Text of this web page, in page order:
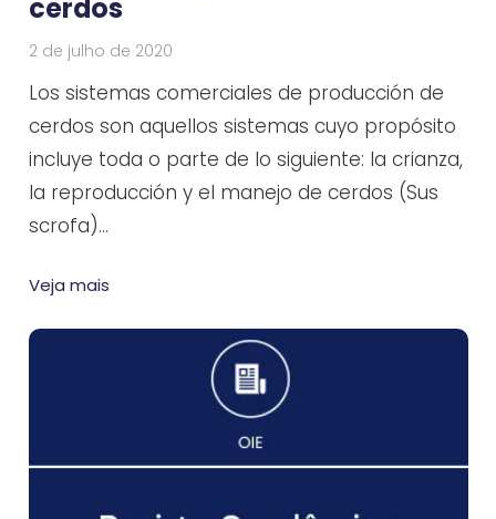
cerdos
2 de julho de 2020
Los sistemas comerciales de producción de
cerdos son aquellos sistemas cuyo propósito
incluye toda o parte de lo siguiente: la crianza,
la reproducción y el manejo de cerdos (Sus
scrofa)…
Veja mais